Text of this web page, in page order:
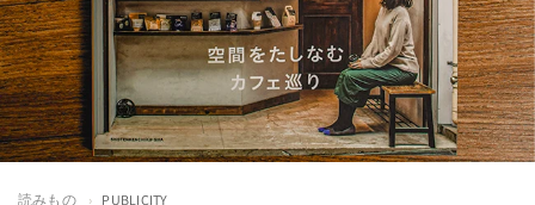
読みもの › PUBLICITY